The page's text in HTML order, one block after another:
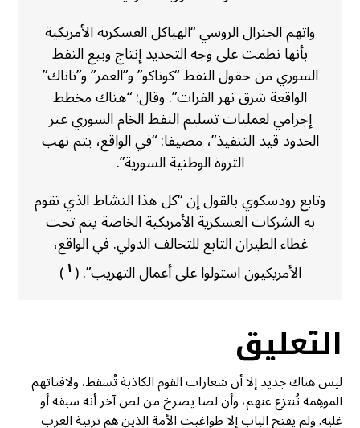
واتهم الجنرال الروسي “الهياكل العسكرية الأمريكية
بأنها نظمت على وجه التحديد إنتاج وبيع النفط
السوري من حقول النفط “كوناكو” و”العمر” و”تاناك”
الواقعة شرق نهر الفرات”. وقال: “هناك مخطط
إجرامي لعمليات تسليم النفط الخام السوري عبر
الحدود قيد التنفيذ”، مضيفا: “في الواقع، يتم نهب
الثروة الوطنية السورية”.
وتابع رودسكوي بالقول إن “كل هذا النشاط الذي تقوم
به الشركات العسكرية الأمريكية الخاصة يتم تحت
غطاء الطيران التابع للتحالف الدولي. في الواقع،
الأمريكيون استولوا على أعمال التهريب”. (١)
التعليق
ليس هناك جديد إلا أن شعارات القوم الكاذبة تُسقط، ولافتاتهم
الموهِمة تُنتزع عنهم، وأن لصا يصرخ من لص آخر أنه سبقه أو
غلبه. ولم يفتح الباب إلا طواغيت الأمة الذين هم تربية الغرب